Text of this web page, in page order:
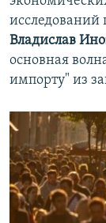
исследований
Владислав
основная
импорту" из